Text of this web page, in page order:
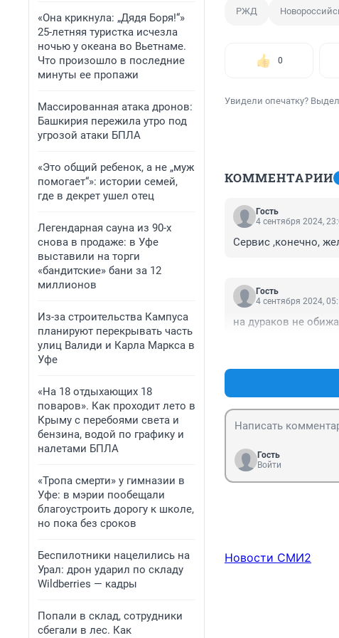
«Она крикнула: „Дядя Боря!“»
25-летняя туристка исчезла
ночью у океана во Вьетнаме.
Что произошло в последние
минуты ее пропажи
Массированная атака дронов:
Башкирия пережила утро под
угрозой атаки БПЛА
«Это общий ребенок, а не „муж
помогает“»: истории семей,
где в декрет ушел отец
Легендарная сауна из 90-х
снова в продаже: в Уфе
выставили на торги
«бандитские» бани за 12
миллионов
Из-за строительства Кампуса
планируют перекрывать часть
улиц Валиди и Карла Маркса в
Уфе
«На 18 отдыхающих 18
поваров». Как проходит лето в
Крыму с перебоями света и
бензина, водой по графику и
налетами БПЛА
«Тропа смерти» у гимназии в
Уфе: в мэрии пообещали
благоустроить дорогу к школе,
но пока без сроков
Беспилотники нацелились на
Урал: дрон ударил по складу
Wildberries — кадры
Попали в склад, сотрудники
сбегали в лес. Как
РЖД
0
Увидели опечатку?
КОММЕНТАРИИ
Гость
4 сентября 2024,
Сервис ,конечно,
Гость
4 сентября 2024,
на дураков не
Гость
Войти
Новости СМИ2